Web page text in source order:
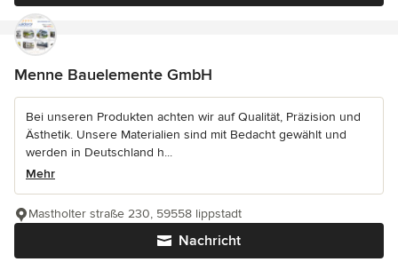
Menne Bauelemente GmbH
Bei unseren Produkten achten wir auf Qualität, Präzision und
Ästhetik. Unsere Materialien sind mit Bedacht gewählt und
werden in Deutschland h...
Mehr
Nachricht
Mastholter straße 230, 59558 lippstadt